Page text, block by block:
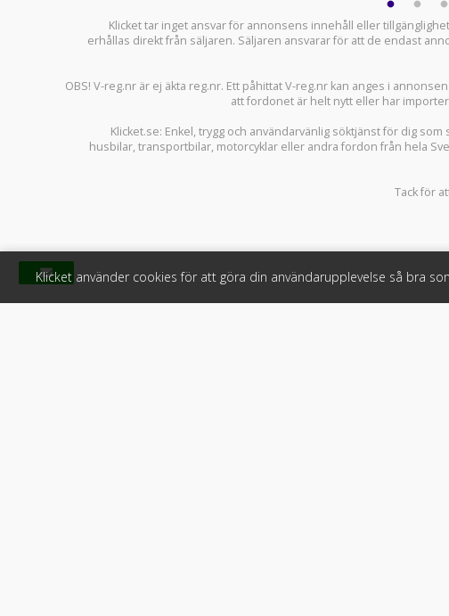
Klicket tar inget ansvar för annonsens innehåll eller
erhållas direkt från säljaren. Säljaren ansvarar för att de endast
OBS! V-reg.nr är ej äkta reg.nr. Ett påhittat V-reg.nr kan anges i
att fordonet är helt nytt eller har
Klicket.se: Enkel, trygg och användarvänlig söktjänst för dig som
husbilar,transportbilar, motorcyklar eller andra fordon från hela
Tack för
Klicket använder cookies för att göra din användarupplevelse så bra